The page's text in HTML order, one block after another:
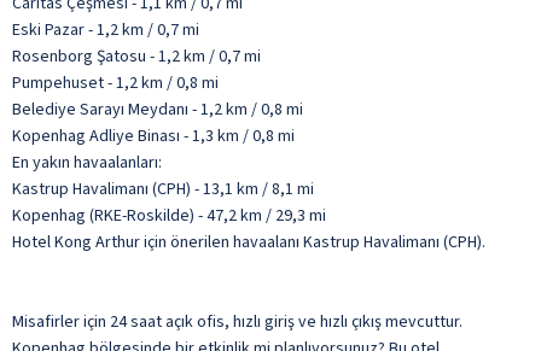
Eski Pazar - 1,2 km / 0,7 mi
Rosenborg Şatosu - 1,2 km / 0,7 mi
Pumpehuset - 1,2 km / 0,8 mi
Belediye Sarayı Meydanı - 1,2 km / 0,8 mi
Kopenhag Adliye Binası - 1,3 km / 0,8 mi
En yakın havaalanları:
Kastrup Havalimanı (CPH) - 13,1 km / 8,1 mi
Kopenhag (RKE-Roskilde) - 47,2 km / 29,3 mi
Hotel Kong Arthur için önerilen havaalanı Kastrup Havalimanı (CPH).
Misafirler için 24 saat açık ofis, hızlı giriş ve hızlı çıkış mevcuttur.